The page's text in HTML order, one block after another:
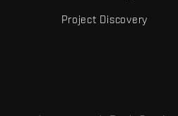
Project Discovery